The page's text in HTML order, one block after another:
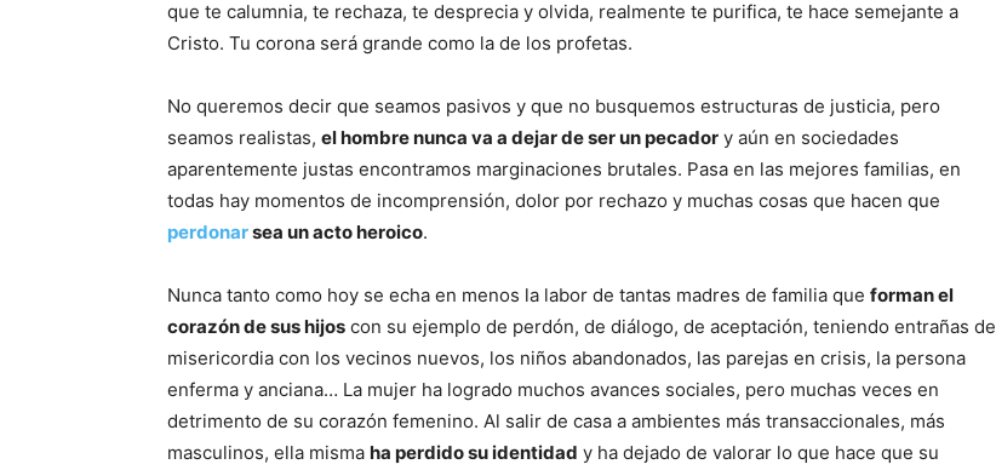
que te calumnia, te rechaza, te desprecia y olvida, realmente te purifica, te hace semejante a
Cristo. Tu corona será grande como la de los profetas.
No queremos decir que seamos pasivos y que no busquemos estructuras de justicia, pero
seamos realistas, el hombre nunca va a dejar de ser un pecador y aún en sociedades
aparentemente justas encontramos marginaciones brutales. Pasa en las mejores familias, en
todas hay momentos de incomprensión, dolor por rechazo y muchas cosas que hacen que
perdonarsea un acto heroico.
Nunca tanto como hoy se echa en menos la labor de tantas madres de familia que forman el
corazón de sus hijos con su ejemplo de perdón, de diálogo, de aceptación, teniendo entrañas de
misericordia con los vecinos nuevos, los niños abandonados, las parejas en crisis, la persona
enferma y anciana… La mujer ha logrado muchos avances sociales, pero muchas veces en
detrimento de su corazón femenino. Al salir de casa a ambientes más transaccionales, más
masculinos, ella misma ha perdido su identidad y ha dejado de valorar lo que hace que su